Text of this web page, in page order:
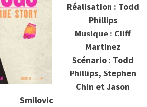
Réalisation : Todd
Phillips
Musique : Cliff
Martinez
Scénario : Todd
Phillips, Stephen
Chin et Jason
Smilovic